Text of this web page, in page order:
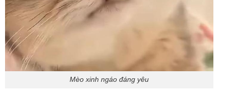
Mèo xinh ngáo đáng yêu